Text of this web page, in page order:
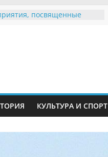
посвященные
в сети Интернет
приняли участие в
«Сохраним
КУЛЬТУРА И СПОРТ